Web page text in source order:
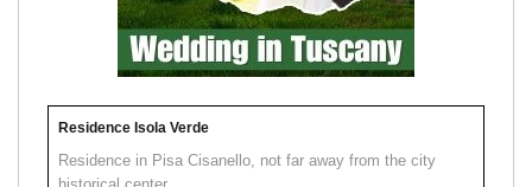
Residence Isola Verde
Residence in Pisa Cisanello, not far away from the city